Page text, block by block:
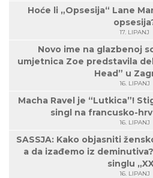
Hoće li „Opsesija“ Lane
17. LIPANJ
Novo ime na glazbenoj
umjetnica Zoe predstavila
Head” u
16. LIPANJ
Macha Ravel je “Lutkica”!
singl na francusko-
16. LIPANJ
SASSJA: Kako objasniti
a da izađemo iz
singlu
16. LIPANJ